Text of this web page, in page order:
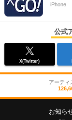
iPhone
公式
X(Twitter)
アーティ
お知ら